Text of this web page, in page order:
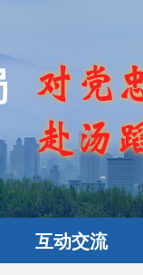
互动交流